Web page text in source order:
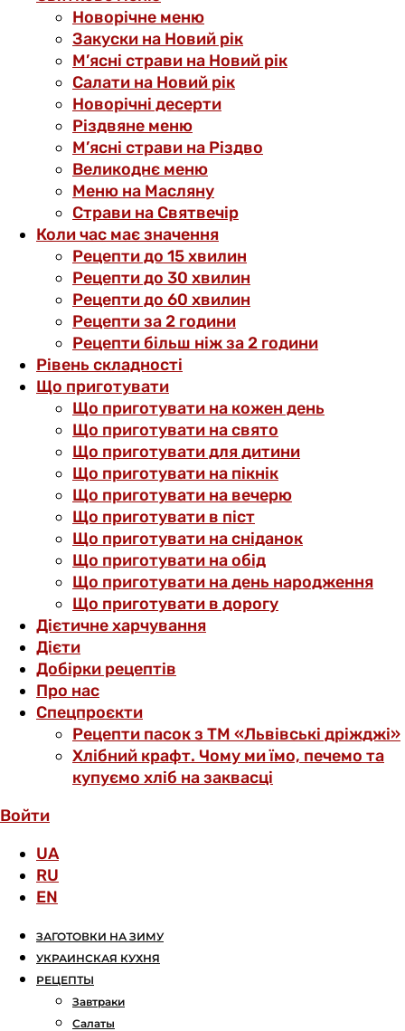
Новорічне меню
Закуски на Новий рік
М’ясні страви на Новий рік
Салати на Новий рік
Новорічні десерти
Різдвяне меню
М’ясні страви на Різдво
Великоднє меню
Меню на Масляну
Страви на Святвечір
Коли час має значення
Рецепти до 15 хвилин
Рецепти до 30 хвилин
Рецепти до 60 хвилин
Рецепти за 2 години
Рецепти більш ніж за 2 години
Рівень складності
Що приготувати
Що приготувати на кожен день
Що приготувати на свято
Що приготувати для дитини
Що приготувати на пікнік
Що приготувати на вечерю
Що приготувати в піст
Що приготувати на сніданок
Що приготувати на обід
Що приготувати на день народження
Що приготувати в дорогу
Дієтичне харчування
Дієти
Добірки рецептів
Про нас
Спецпроєкти
Рецепти пасок з ТМ «Львівські дріжджі»
Хлібний крафт. Чому ми їмо, печемо та
купуємо хліб на заквасці
Войти
UA
RU
EN
ЗАГОТОВКИ НА ЗИМУ
УКРАИНСКАЯ КУХНЯ
РЕЦЕПТЫ
Завтраки
Салаты